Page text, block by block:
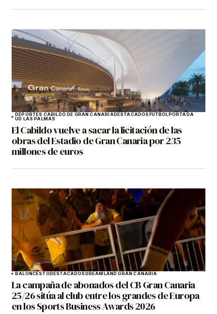
DEPORTES CABILDO DE GRAN CANARIADESTACADOSFÚTBOLPORTADA
UD LAS PALMAS
El Cabildo vuelve a sacar la licitación de las
obras del Estadio de Gran Canaria por 235
millones de euros
BALONCESTODESTACADOSDREAMLAND GRAN CANARIA
La campaña de abonados del CB Gran Canaria
25/26 sitúa al club entre los grandes de Europa
en los Sports Business Awards 2026